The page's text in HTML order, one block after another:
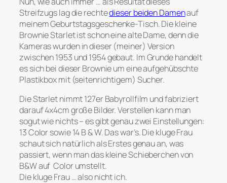
Streifzugs lag die rechtedieser beiden Damenauf
meinem Geburtstagsgeschenke-Tisch. Die kleine
Brownie Starlet ist schon eine alte Dame, denn die
Kameras wurden in dieser (meiner) Version
zwischen 1953 und 1954 gebaut. Im Grunde handelt
es sich bei dieser Brownie um eine aufgehübschte
Plastikbox mit (seitenrichtigem) Sucher.
Die Starlet nimmt 127er Babyrollfilm und fabriziert
darauf 4x4cm große Bilder. Verstellen kann man
sogut wie nichts – es gibt genau zwei Einstellungen:
13 Color sowie 14 B & W. Das war’s. Die kluge Frau
schaut sich natürlich als Erstes genau an, was
passiert, wenn man das kleine Schieberchen von
B&W auf Color umstellt.
Die kluge Frau … also nicht ich.